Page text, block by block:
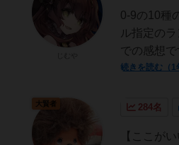
0-9の10種
ル指定の
での感想
続きを読む（1
284名
【ここが
大賢者